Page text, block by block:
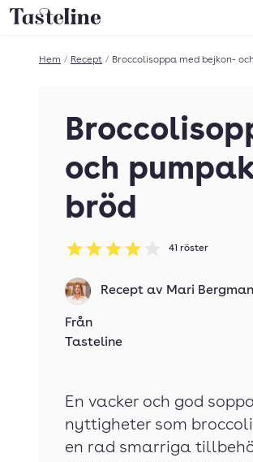
Till Tastelines startsida
Hem / Recept / Broccolisoppa med bejkon-
och
bröd
Betyg: 4 av 5
41 röster
Recept av Mari Bergman
Från
Tasteline
En vacker och god
nyttigheter som
en rad smarriga